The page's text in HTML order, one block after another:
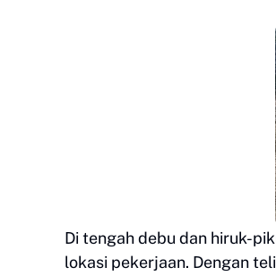
Di tengah debu dan hiruk-
lokasi pekerjaan. Dengan